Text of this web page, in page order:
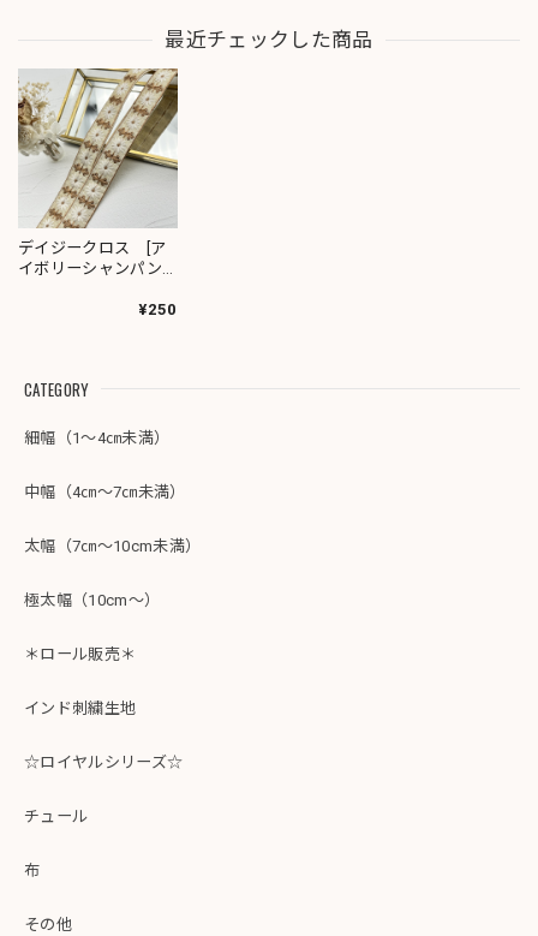
最近チェックした商品
デイジークロス [ア
イボリーシャンパン
¥250
CATEGORY
細幅（1～4㎝未満）
中幅（4㎝～7㎝未満）
太幅（7㎝～10cm未満）
極太幅（10cm～）
＊ロール販売＊
インド刺繍生地
☆ロイヤルシリーズ☆
チュール
布
その他